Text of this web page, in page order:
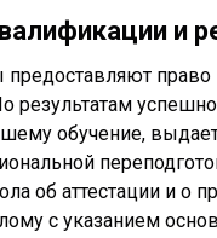
и
право
результатам
обучение,
об аттестации и о
с указанием